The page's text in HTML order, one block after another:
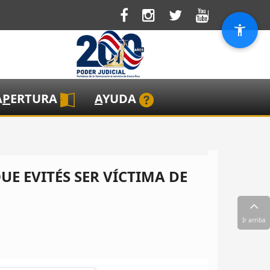
PERTURA AYUDA
EVITÉS SER VÍCTIMA DE
Ir arriba